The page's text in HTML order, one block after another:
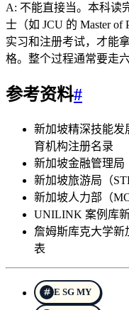
A: 不能直接当。本科读
士（如 JCU 的 Master of
实习和注册考试，才能
格。整个过程通常要走六
参考资料#
新加坡精深技能发
育机构注册名录
新加坡金融管理局
新加坡旅游局（
新加坡人力部（
UNILINK 案例库
詹姆斯库克大学新
表
E SG MY